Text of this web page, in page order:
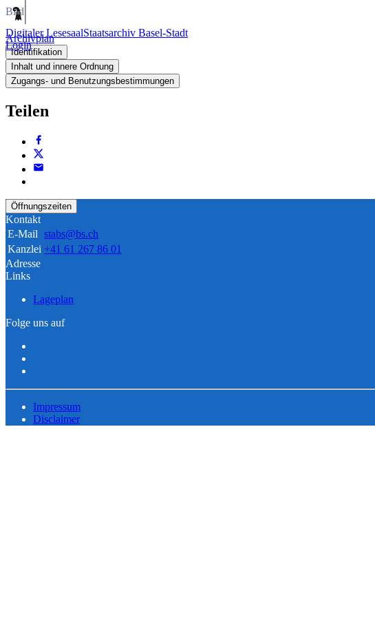
Digitaler LesesaalStaatsarchiv Basel-Stadt
Login
Bild
Archivplan
Identifikation
Inhalt und innere Ordnung
Zugangs- und Benutzungsbestimmungen
Teilen
Öffnungszeiten
Kontakt
E-Mail stabs@bs.ch
Kanzlei +41 61 267 86 01
Adresse
Links
Lageplan
Folge uns auf
Impressum
Disclaimer